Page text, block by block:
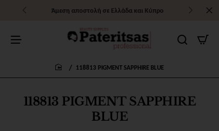
Άμεση αποστολή σε Ελλάδα και Κύπρο
118813 PIGMENT SAPPHIRE
BLUE
118813 PIGMENT SAPPHIRE BLUE